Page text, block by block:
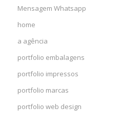
Mensagem Whatsapp
home
a agência
portfolio embalagens
portfolio impressos
portfolio marcas
portfolio web design